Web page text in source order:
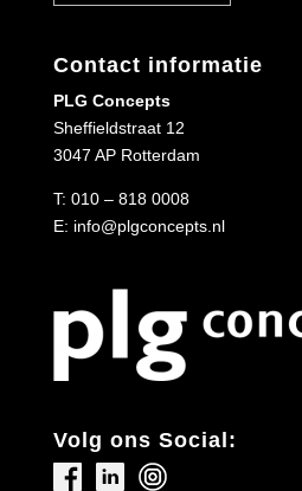
Contact informatie
PLG Concepts
Sheffieldstraat 12
3047 AP Rotterdam
T: 010 – 818 0008
E: info@plgconcepts.nl
Volg ons Social: